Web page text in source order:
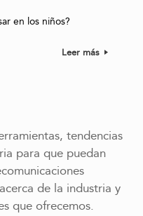
en los niños?
Leer más
tendencias
para que puedan
de la industria y
que ofrecemos.